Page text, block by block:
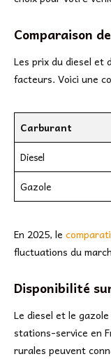
Comparaison
Les prix du diesel et
facteurs. Voici une
Carburant
Diesel
Gazole
En 2025, le
fluctuations du
Disponibilité
Le diesel et le
stations-service en
rurales peuvent